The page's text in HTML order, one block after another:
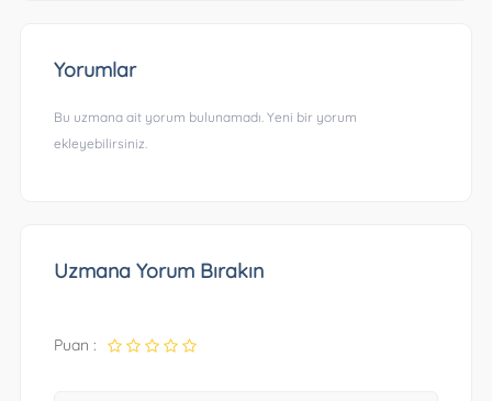
Yorumlar
Bu uzmana ait yorum bulunamadı. Yeni bir yorum
ekleyebilirsiniz.
Uzmana Yorum Bırakın
Puan :